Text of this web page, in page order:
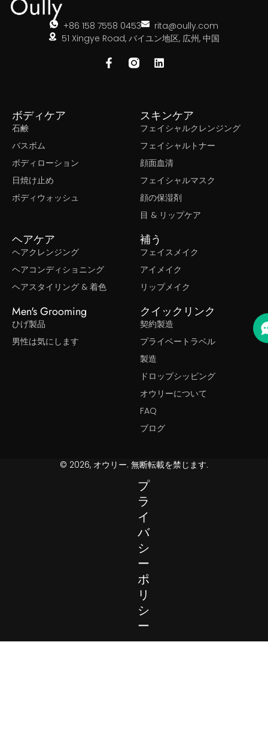
+86 158 7558 0453
rita@oully.com
51 Xingye Road, バイユン地区, 広州, 中国
ボディケア
石鹸
バスボム
ボディローション
日焼け止め
ボディウォッシュ
スキンケア
フェイシャルクレンジング
フェイシャルトナー
顔面血清
フェイシャルマスク
顔の保湿剤
目 & リップケア
ヘアケア
ヘアクレンジング
ヘアコンディショニング
ヘアスタイリング & 着色
補う
フェイスメイク
アイメイク
リップメイク
Men's Grooming
ひげ製品
男性は気にします
クイックリンク
契約製造
プライベートラベル
製造
ドロップシッピング
オウリーについて
FAQ
ブログ
© 2026, オウリー. 無断転載を禁じます.
プ
ラ
イ
バ
シ
ー
ポ
リ
シ
ー